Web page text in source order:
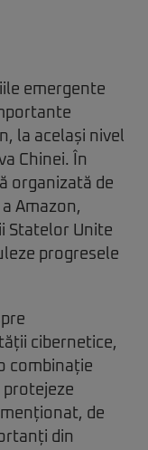
emergente
la același nivel
Chinei. În
organizată de
Amazon,
Statelor Unite
progresele
cibernetice,
combinație
protejeze
de
din